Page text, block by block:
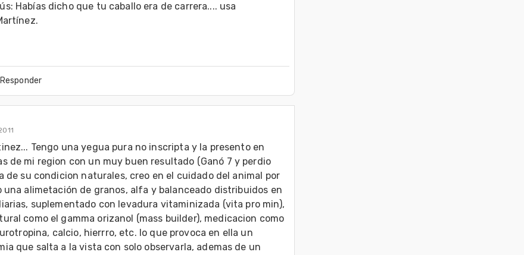
Habías dicho que tu caballo era de carrera.... usa
Responder
Tengo una yegua pura no inscripta y la presento en
de mi region con un muy buen resultado (Ganó 7 y perdio
de su condicion naturales, creo en el cuidado del animal por
una alimetación de granos, alfa y balanceado distribuidos en
suplementado con levadura vitaminizada (vita pro min),
como el gamma orizanol (mass builder), medicacion como
calcio, hierrro, etc. lo que provoca en ella un
que salta a la vista con solo observarla, ademas de un